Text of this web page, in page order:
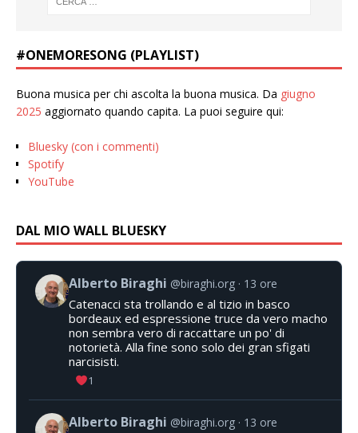
#ONEMORESONG (PLAYLIST)
Buona musica per chi ascolta la buona musica. Da giugno
2025 aggiornato quando capita. La puoi seguire qui:
Bluesky (con i commenti)
Spotify
YouTube
DAL MIO WALL BLUESKY
Alberto Biraghi @biraghi.org 13 ore
Catenacci sta trollando e al tizio in basco
bordeaux ed espressione truce da vero macho
non sembra vero di raccattare un po' di
notorietà. Alla fine sono solo dei gran sfigati
narcisisti.
1
Alberto Biraghi @biraghi.org 13 ore